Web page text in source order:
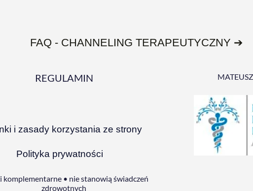
FAQ - CHANNELING TERAPEUTYCZNY ➔
REGULAMIN
i zasady korzystania ze strony
Polityka prywatności
komplementarne • nie stanowią świadczeń
zdrowotnych